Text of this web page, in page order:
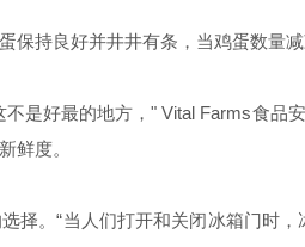
持良好并井井有条，当鸡蛋数量减
不是好最的地方，" Vital Farms食品
鲜度。
择。“当人们打开和关闭冰箱门时